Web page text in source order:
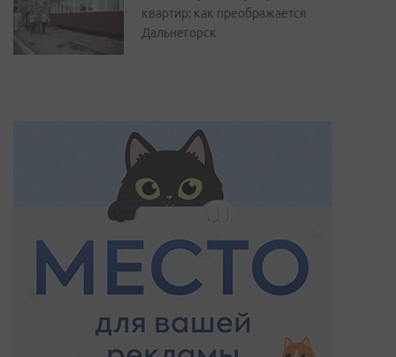
квартир: как преображается
Дальнегорск